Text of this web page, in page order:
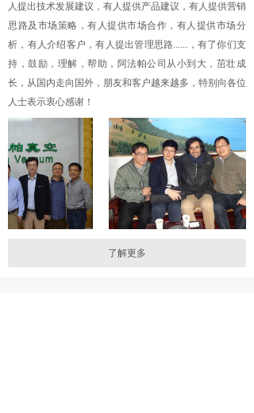
了解更多
人提出技术发展建议，有人提供产品建议，有人提供营销
思路及市场策略，有人提供市场合作，有人提供市场分
析，有人介绍客户，有人提出管理思路......，有了你们支
持，鼓励，理解，帮助，阿法帕公司从小到大，茁壮成
长，从国内走向国外，朋友和客户越来越多，特别向各位
人士表示衷心感谢！